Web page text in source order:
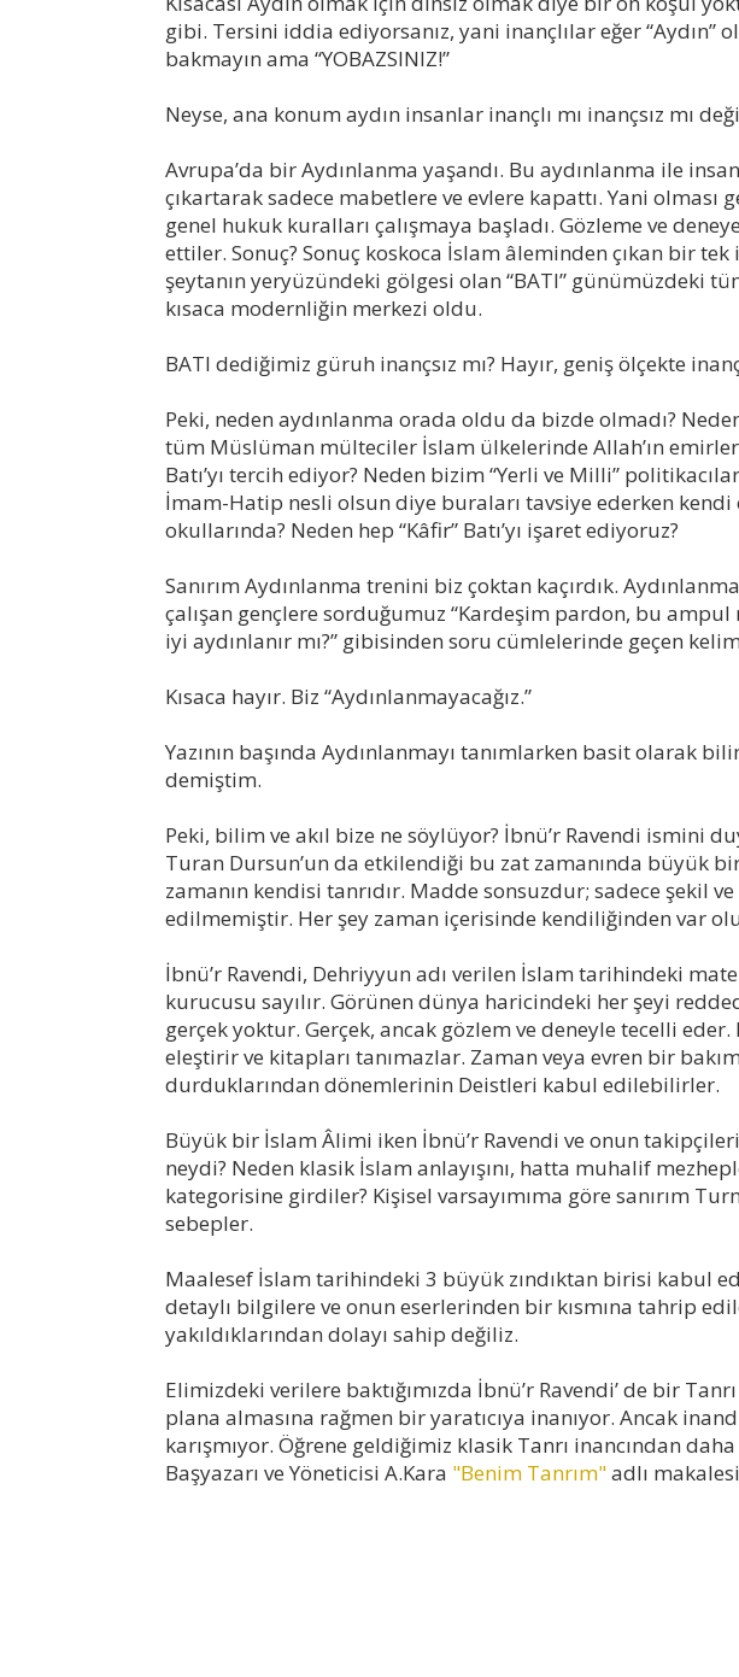
gibi. Tersini iddia ediyorsanız, yani inançlılar eğer “Aydın”
bakmayın ama “YOBAZSINIZ!”
Neyse, ana konum aydın insanlar inançlı mı inançsız mı
Avrupa’da bir Aydınlanma yaşandı. Bu aydınlanma ile
çıkartarak sadece mabetlere ve evlere kapattı. Yani olması
genel hukuk kuralları çalışmaya başladı. Gözleme ve
ettiler. Sonuç? Sonuç koskoca İslam âleminden çıkan bir
şeytanın yeryüzündeki gölgesi olan “BATI” günümüzdeki
kısaca modernliğin merkezi oldu.
BATI dediğimiz güruh inançsız mı? Hayır, geniş ölçekte
Peki, neden aydınlanma orada oldu da bizde olmadı?
tüm Müslüman mülteciler İslam ülkelerinde Allah’ın
Batı’yı tercih ediyor? Neden bizim “Yerli ve Milli”
İmam-Hatip nesli olsun diye buraları tavsiye ederken kendi
okullarında? Neden hep “Kâfir” Batı’yı işaret ediyoruz?
Sanırım Aydınlanma trenini biz çoktan kaçırdık.
çalışan gençlere sorduğumuz “Kardeşim pardon, bu ampul
iyi aydınlanır mı?” gibisinden soru cümlelerinde geçen
Kısaca hayır. Biz “Aydınlanmayacağız.”
Yazının başında Aydınlanmayı tanımlarken basit olarak
demiştim.
Peki, bilim ve akıl bize ne söylüyor? İbnü’r Ravendi ismini
Turan Dursun’un da etkilendiği bu zat zamanında büyük
zamanın kendisi tanrıdır. Madde sonsuzdur; sadece şekil
edilmemiştir. Her şey zaman içerisinde kendiliğinden var
İbnü’r Ravendi, Dehriyyun adı verilen İslam tarihindeki
kurucusu sayılır. Görünen dünya haricindeki her şeyi
gerçek yoktur. Gerçek, ancak gözlem ve deneyle tecelli
eleştirir ve kitapları tanımazlar. Zaman veya evren bir
durduklarından dönemlerinin Deistleri kabul edilebilirler.
Büyük bir İslam Âlimi iken İbnü’r Ravendi ve onun
neydi? Neden klasik İslam anlayışını, hatta muhalif
kategorisine girdiler? Kişisel varsayımıma göre sanırım
sebepler.
Maalesef İslam tarihindeki 3 büyük zındıktan birisi kabul
detaylı bilgilere ve onun eserlerinden bir kısmına tahrip
yakıldıklarından dolayı sahip değiliz.
Elimizdeki verilere baktığımızda İbnü’r Ravendi’ de bir
plana almasına rağmen bir yaratıcıya inanıyor. Ancak
karışmıyor. Öğrene geldiğimiz klasik Tanrı inancından
Başyazarı ve Yöneticisi A.Kara "Benim Tanrım"adlı